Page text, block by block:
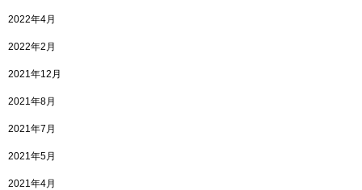
2022年4月
2022年2月
2021年12月
2021年8月
2021年7月
2021年5月
2021年4月